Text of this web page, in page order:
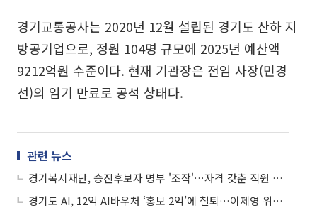
경기교통공사는 2020년 12월 설립된 경기도 산하 지
방공기업으로, 정원 104명 규모에 2025년 예산액
9212억원 수준이다. 현재 기관장은 전임 사장(민경
선)의 임기 만료로 공석 상태다.
관련 뉴스
경기복지재단, 승진후보자 명부 '조작'…자격 갖춘 직원 빼고 특정인만 승진시켜
경기도 AI, 12억 AI바우처 ‘홍보 2억’에 철퇴…이제영 위원장 “혈세 16.6% 광고비, 구조부터 틀렸다”